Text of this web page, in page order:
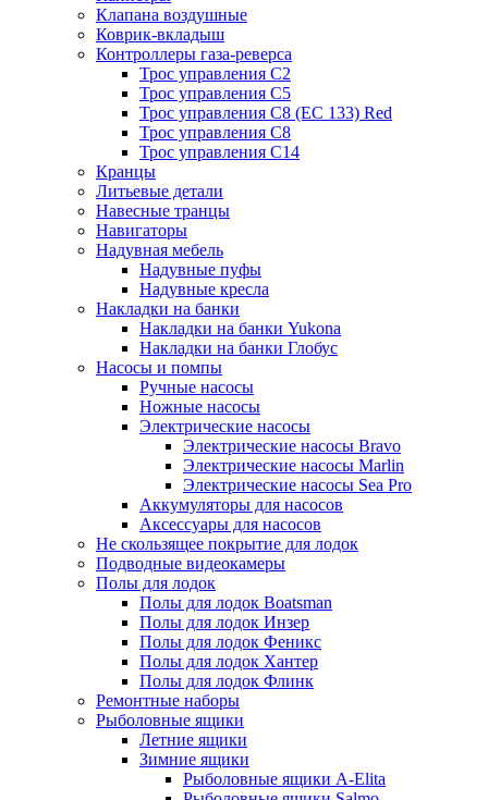
Клапана воздушные
Коврик-вкладыш
Контроллеры газа-реверса
Трос управления C2
Трос управления C5
Трос управления C8 (ЕС 133) Red
Трос управления C8
Трос управления C14
Кранцы
Литьевые детали
Навесные транцы
Навигаторы
Надувная мебель
Надувные пуфы
Надувные кресла
Накладки на банки
Накладки на банки Yukona
Накладки на банки Глобус
Насосы и помпы
Ручные насосы
Ножные насосы
Электрические насосы
Электрические насосы Bravo
Электрические насосы Marlin
Электрические насосы Sea Pro
Аккумуляторы для насосов
Аксессуары для насосов
Не скользящее покрытие для лодок
Подводные видеокамеры
Полы для лодок
Полы для лодок Boatsman
Полы для лодок Инзер
Полы для лодок Феникс
Полы для лодок Хантер
Полы для лодок Флинк
Ремонтные наборы
Рыболовные ящики
Летние ящики
Зимние ящики
Рыболовные ящики A-Elita